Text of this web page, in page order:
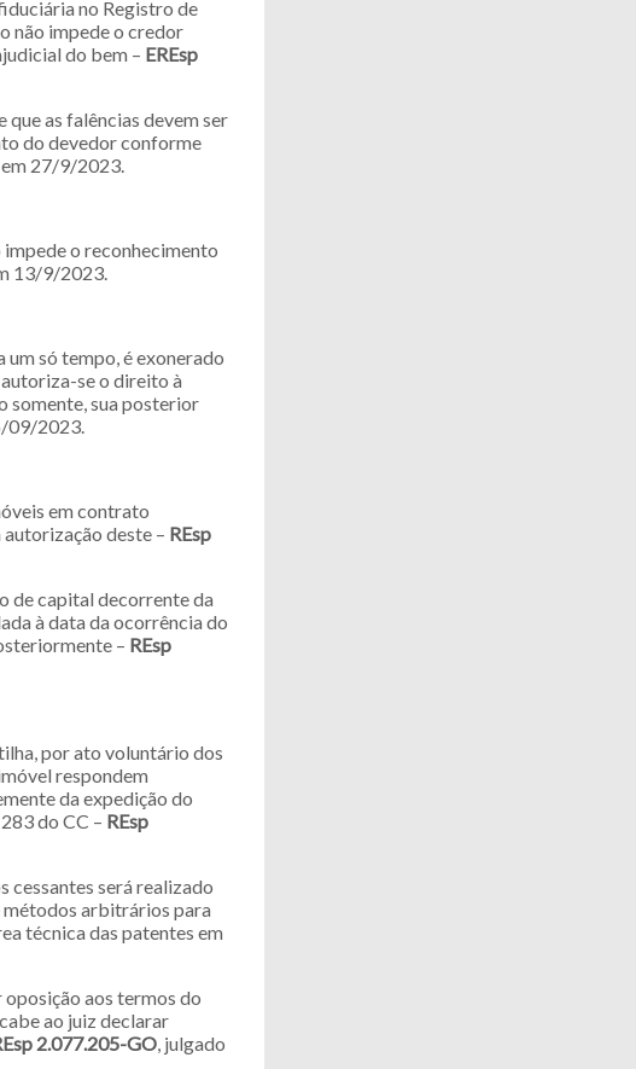
no Registro de
não impede o credor
do bem – EREsp
as falências devem ser
do devedor conforme
em 27/9/2023.
o reconhecimento
13/9/2023.
só tempo, é exonerado
se o direito à
somente, sua posterior
09/2023.
em contrato
deste – REsp
de capital decorrente da
à data da ocorrência do
– REsp
por ato voluntário dos
respondem
da expedição do
do CC – REsp
cessantes será realizado
métodos arbitrários para
técnica das patentes em
aos termos do
ao juiz declarar
2.077.205-GO, julgado